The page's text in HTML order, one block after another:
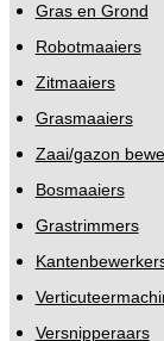
Gras en Grond
Robotmaaiers
Zitmaaiers
Grasmaaiers
Zaai/gazon
Bosmaaiers
Grastrimmers
Versnipperaars